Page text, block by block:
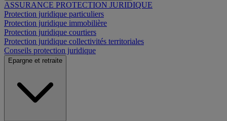
ASSURANCE PROTECTION JURIDIQUE
Protection juridique particuliers
Protection juridique immobilière
Protection juridique courtiers
Protection juridique collectivités territoriales
Conseils protection juridique
Epargne et retraite